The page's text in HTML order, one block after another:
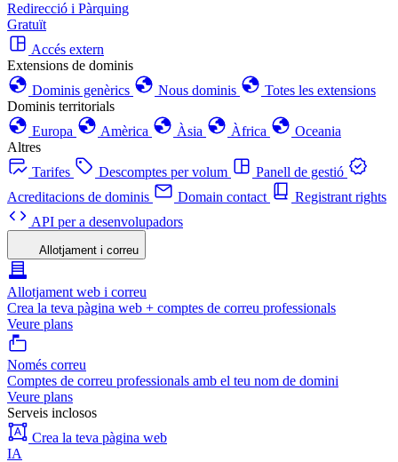
Redirecció i Pàrquing
Gratuït
Accés extern
Extensions de dominis
Dominis genèrics
Nous dominis
Totes les extensions
Dominis territorials
Europa
Amèrica Àsia Àfrica
Oceania
Altres
Tarifes
Descomptes per volum
Panell de gestió
Acreditacions de dominis
Domain contact
Registrant rights
API per a desenvolupadors
Allotjament i correu
Allotjament web i correu
Crea la teva pàgina web + comptes de correu professionals
Veure plans
Només correu
Comptes de correu professionals amb el teu nom de domini
Veure plans
Serveis inclosos
Crea la teva pàgina web
IA